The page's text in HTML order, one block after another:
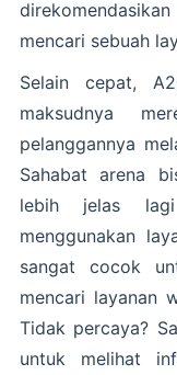
mencari sebuah
Selain cepat,
maksudnya
pelanggannya
Sahabat arena
lebih jelas
menggunakan
sangat cocok
mencari layanan
Tidak percaya?
untuk melihat